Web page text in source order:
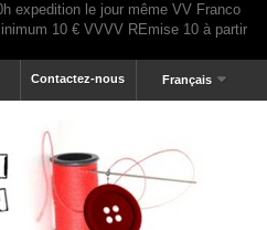
Français
Contactez-nous